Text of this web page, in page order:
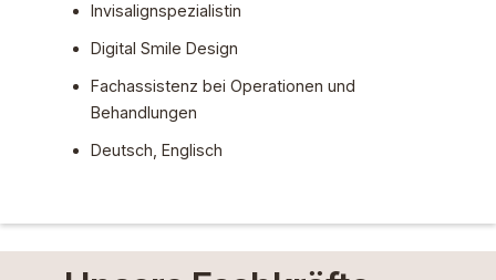
Invisalignspezialistin
Digital Smile Design
Fachassistenz bei Operationen und
Behandlungen
Deutsch, Englisch